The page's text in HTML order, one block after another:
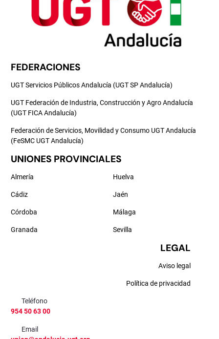
FEDERACIONES
UGT Servicios Públicos Andalucía (UGT SP Andalucía)
UGT Federación de Industria, Construcción y Agro Andalucía
(UGT FICA Andalucía)
Federación de Servicios, Movilidad y Consumo UGT Andalucía
(FeSMC UGT Andalucía)
UNIONES PROVINCIALES
Almería
Cádiz
Córdoba
Granada
Huelva
Jaén
Málaga
Sevilla
LEGAL
Aviso legal
Política de privacidad
Teléfono
954 50 63 00
Email